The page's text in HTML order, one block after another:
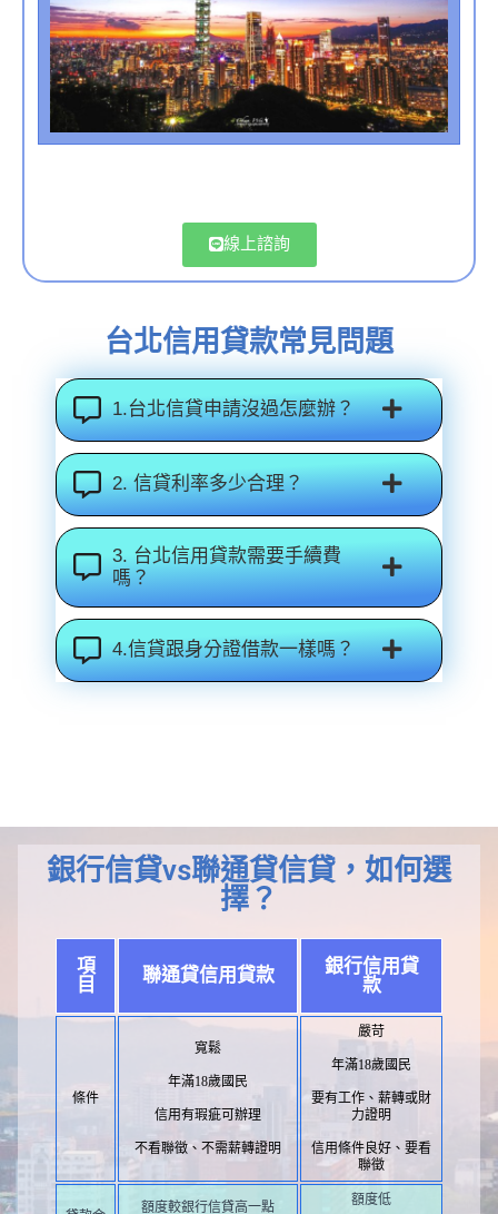
線上諮詢
台北信用貸款常見問題
1.台北信貸申請沒過怎麼辦？
2. 信貸利率多少合理？
3. 台北信用貸款需要手續費
嗎？
4.信貸跟身分證借款一樣嗎？
銀行信貸vs聯通貸信貸，如何選
擇？
項
目
聯通貸信用貸款
銀行信用貸
款
條件
寬鬆
年滿18歲國民
信用有瑕疵可辦理
不看聯徵、不需薪轉證明
嚴苛
年滿18歲國民
要有工作、薪轉或財
力證明
信用條件良好、要看
聯徵
額度較銀行信貸高一點 額度低